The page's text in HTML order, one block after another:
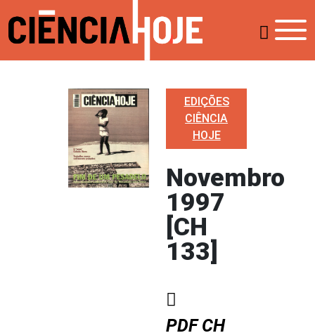
EDIÇÕES
CIÊNCIA
HOJE
Novembro
1997
[CH
133]
PDF CH